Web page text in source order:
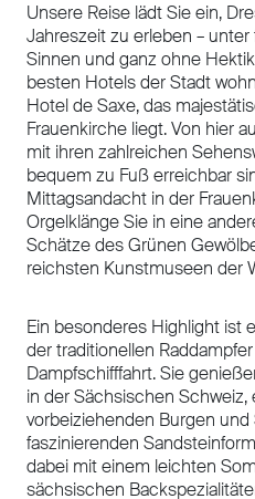
Unsere Reise lädt Sie ein,
Jahreszeit zu erleben –
Sinnen und ganz ohne
besten Hotels der Stadt
Hotel de Saxe, das
Frauenkirche liegt. Von hier
mit ihren zahlreichen
bequem zu Fuß erreichbar
Mittagsandacht in der
Orgelklänge Sie in eine
Schätze des Grünen
reichsten Kunstmuseen der
Ein besonderes Highlight ist
der traditionellen
Dampfschifffahrt. Sie
in der Sächsischen
vorbeiziehenden Burgen
faszinierenden
dabei mit einem leichten
sächsischen